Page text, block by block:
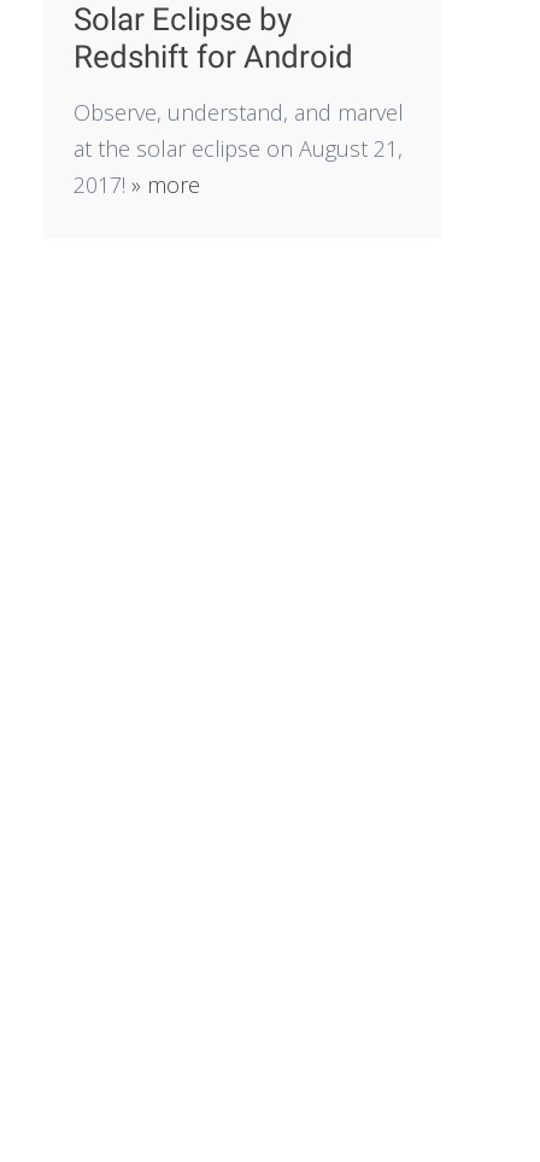
Solar Eclipse by
Redshift for Android
Observe, understand, and marvel
at the solar eclipse on August 21,
2017! » more